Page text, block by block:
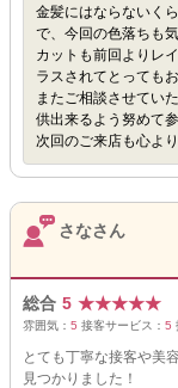
金髪にはならないく
で、今回の色落ちも
カットも前回よりレ
ラスされてとっても
またご相談させてい
供出来るよう努めて参
次回のご来店も心よ
さなさん
総合 5 ★★★★★
雰囲気： 5 接客サービス： 5
とても丁寧な接客や美
見つかりました！